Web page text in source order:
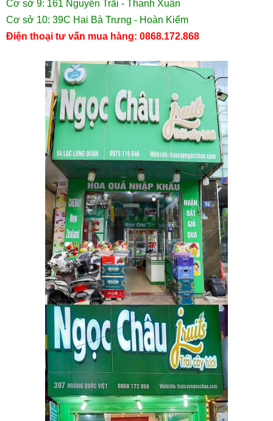
Cơ sở 9: 161 Nguyễn Trãi - Thanh Xuân
Cơ sở 10: 39C Hai Bà Trưng - Hoàn Kiếm
Điện thoại tư vấn mua hàng: 0868.172.868